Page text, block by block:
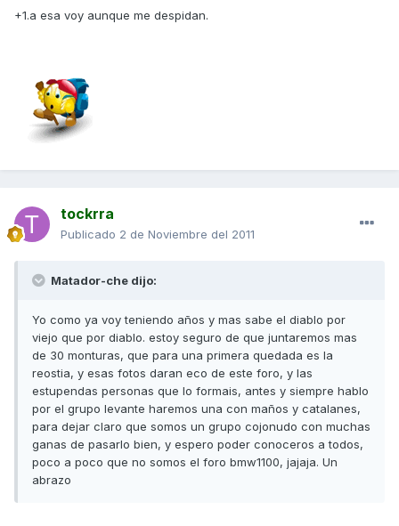
+1.a esa voy aunque me despidan.
tockrra
Publicado 2 de Noviembre del 2011
Matador-che dijo:
Yo como ya voy teniendo años y mas sabe el diablo por
viejo que por diablo. estoy seguro de que juntaremos mas
de 30 monturas, que para una primera quedada es la
reostia, y esas fotos daran eco de este foro, y las
estupendas personas que lo formais, antes y siempre hablo
por el grupo levante haremos una con maños y catalanes,
para dejar claro que somos un grupo cojonudo con muchas
ganas de pasarlo bien, y espero poder conoceros a todos,
poco a poco que no somos el foro bmw1100, jajaja. Un
abrazo